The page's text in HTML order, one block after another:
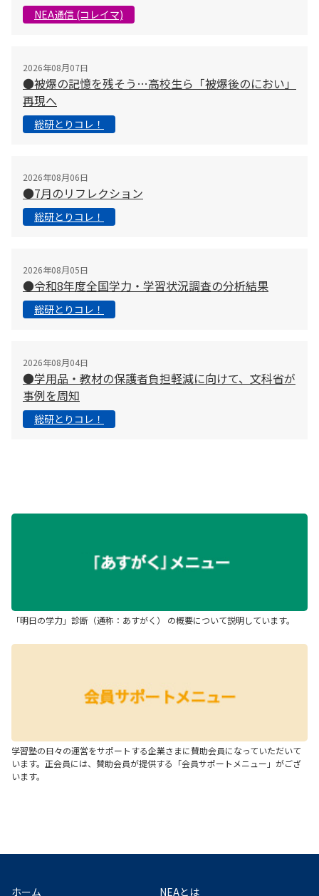
NEA通信 (コレイマ)
2026年08月07日
●被爆の記憶を残そう…高校生ら「被爆後のにおい」
再現へ
総研とりコレ！
2026年08月06日
●7月のリフレクション
総研とりコレ！
2026年08月05日
●令和8年度全国学力・学習状況調査の分析結果
総研とりコレ！
2026年08月04日
●学用品・教材の保護者負担軽減に向けて、文科省が
事例を周知
総研とりコレ！
「明日の学力」診断（通称：あすがく） の概要について説明しています。
学習塾の日々の運営をサポートする企業さまに賛助会員になっていただいて
います。正会員には、賛助会員が提供する「会員サポートメニュー」がござ
います。
ホーム NEAとは